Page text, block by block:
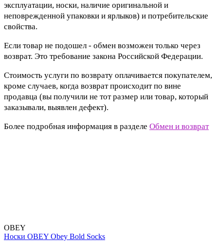
эксплуатации, носки, наличие оригинальной и
неповрежденной упаковки и ярлыков) и потребительские
свойства.
Если товар не подошел - обмен возможен только через
возврат. Это требование закона Российской Федерации.
Стоимость услуги по возврату оплачивается покупателем,
кроме случаев, когда возврат происходит по вине
продавца (вы получили не тот размер или товар, который
заказывали, выявлен дефект).
Более подробная информация в разделе Обмен и возврат
OBEY
Носки OBEY Obey Bold Socks